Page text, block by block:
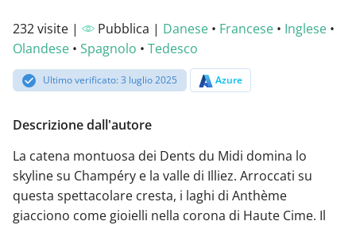
232 visite | Pubblica | Danese • Francese • Inglese •
Olandese • Spagnolo • Tedesco
Ultimo verificato: 3 luglio 2025 Azure
Descrizione dall'autore
La catena montuosa dei Dents du Midi domina lo
skyline su Champéry e la valle di Illiez. Arroccati su
questa spettacolare cresta, i laghi di Anthème
giacciono come gioielli nella corona di Haute Cime. Il